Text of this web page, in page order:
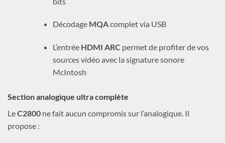
Décodage MQAcomplet via USB
L’entrée HDMI ARC permet de profiter de vos
sources vidéo avec la signature sonore
McIntosh
Section analogique ultra complète
LeC2800 ne fait aucun compromis sur l’analogique. Il
propose :